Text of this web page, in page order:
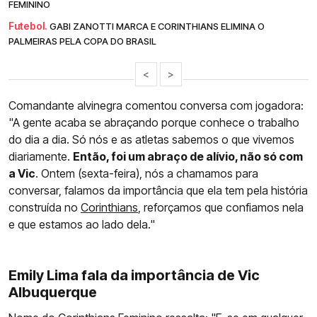
FEMININO
Futebol. GABI ZANOTTI MARCA E CORINTHIANS ELIMINA O
PALMEIRAS PELA COPA DO BRASIL
< >
Comandante alvinegra comentou conversa com jogadora:
"A gente acaba se abraçando porque conhece o trabalho
do dia a dia. Só nós e as atletas sabemos o que vivemos
diariamente. Então, foi um abraço de alívio, não só com
a Vic. Ontem (sexta-feira), nós a chamamos para
conversar, falamos da importância que ela tem pela história
construída no Corinthians , reforçamos que confiamos nela
e que estamos ao lado dela."
Emily Lima fala da importância de Vic
Albuquerque